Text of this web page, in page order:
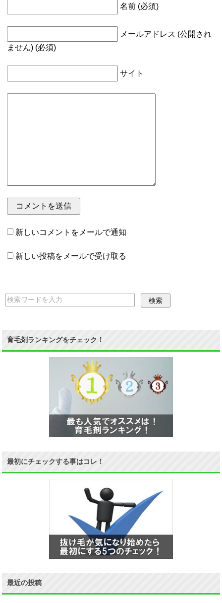
名前 (必須)
メールアドレス (公開され
ません) (必須)
サイト
新しいコメントをメールで通知
新しい投稿をメールで受け取る
育毛剤ランキングをチェック！
最初にチェックする事はコレ！
最近の投稿